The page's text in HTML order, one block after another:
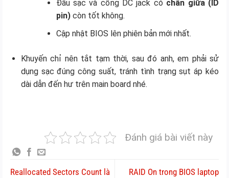
Đầu sạc và cổng DC jack có chân giữa (ID
pin)còn tốt không.
Cập nhật BIOS lên phiên bản mới nhất.
Khuyến chỉ nên tắt tạm thời, sau đó anh, em phải sử
dụng sạc đúng công suất, tránh tình trạng sụt áp kéo
dài dẫn đến hư trên main board nhé.
Đánh giá bài viết này
Reallocated Sectors Count là
RAID On trong BIOS laptop